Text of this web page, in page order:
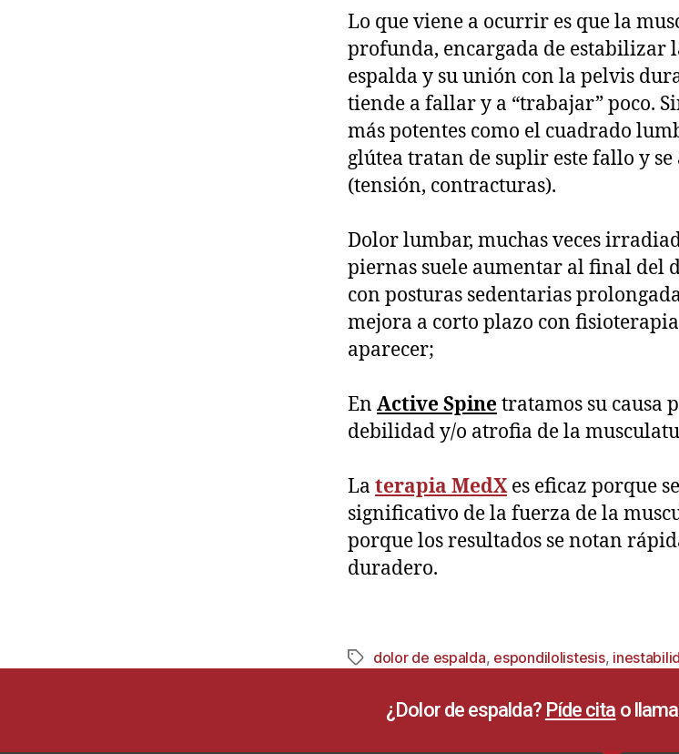
Lo que viene a ocurrir es que la
profunda, encargada de estabilizar
espalda y su unión con la pelvis
tiende a fallar y a “trabajar” poco.
más potentes como el cuadrado
glútea tratan de suplir este fallo y se
(tensión, contracturas).
Dolor lumbar, muchas veces
piernas suele aumentar al final del
con posturas sedentarias
mejora a corto plazo con
aparecer;
En Active Spinetratamos su causa
debilidad y/o atrofia de la
La terapia MedXes eficaz porque
significativo de la fuerza de la
porque los resultados se notan
duradero.
dolor de espalda, espondilolistesis,
¿Dolor de espalda? Píde cita o